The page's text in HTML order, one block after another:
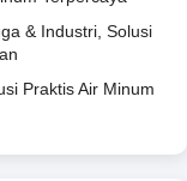
& Industri, Solusi
Praktis Air Minum